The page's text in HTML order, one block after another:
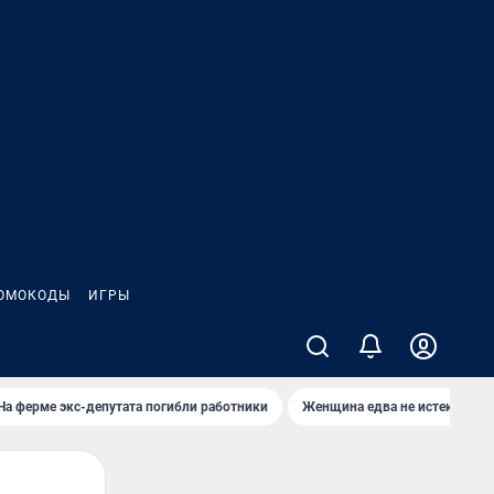
ИГРЫ
ферме экс-депутата погибли работники Женщина едва не истекла